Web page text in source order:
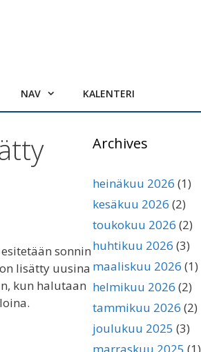
NAV KALENTERI
sonnin
lisätty uusina
kun halutaan
Archives
heinäkuu 2026 (1)
kesäkuu 2026 (2)
toukokuu 2026 (2)
huhtikuu 2026 (3)
maaliskuu 2026 (1)
helmikuu 2026 (2)
tammikuu 2026 (2)
joulukuu 2025 (3)